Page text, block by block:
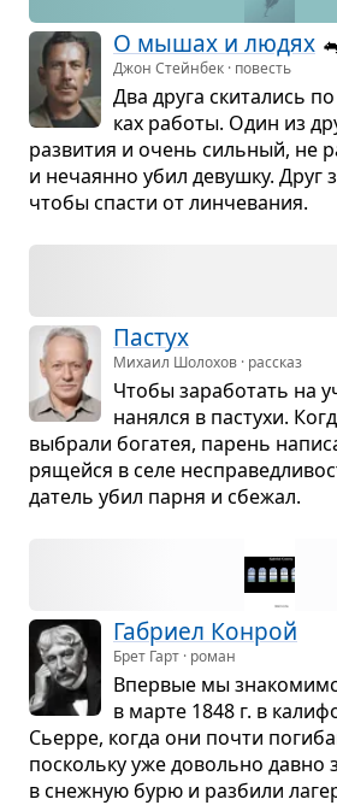
О мышах и людях
Джон Стейнбек · повесть
Два друга ски­та­лись
ках работы. Один из
раз­ви­тия и очень силь­ный, не
и неча­янно убил девушку. Друг
чтобы спа­сти от лин­че­ва­ния.
Пастух
Михаил Шолохов · рассказ
Чтобы зара­бо­тать на
нанялся в пастухи.
выбрали бога­тея, парень
ря­щейся в селе
да­тель убил парня и сбе­жал.
Габриел Конрой
Брет Гарт · роман
Впер­вые мы
в марте 1848 г. в
Сьерре, когда они почти
поскольку уже довольно давно
в снеж­ную бурю и раз­били